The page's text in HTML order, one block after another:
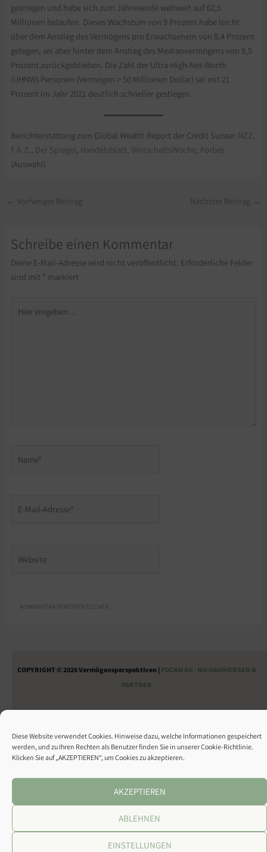
Diese Website verwendet Cookies. Hinweise dazu, welche Informationen gespeichert
werden, und zu Ihren Rechten als Benutzer finden Sie in unserer Cookie-Richtlinie.
Klicken Sie auf „AKZEPTIEREN“, um Cookies zu akzeptieren.
AKZEPTIEREN
ABLEHNEN
EINSTELLUNGEN
gestiegen und habe sich zum Jahresende weltweit auf 62,5
Millionen belaufen. Dieses Wachstum von 9 Prozent habe leicht
über dem Anstieg des Vermögens pro Erwachsenem von 8,4 Prozent
gelegen, sei aber hinter dem Anstieg des Medianvermögens von 9,5
Prozent zurückgeblieben. Die Zahl der Ultra-High-Net-Worth
(UHNW)-Personen (Vermögen > 50 Millionen Dollar) sei mit 21
Prozent im Jahr 2021 deutlich schneller gestiegen.
Berichterstattung zum Global Wealth Report der Credit Suisse: NZZ,
F.A.Z., Der Spiegel, Handelsblatt, WirtschaftsWoche, Forbes
(Auswahl)
← Vorheriger Beitrag Nächster Beitrag →
Schreibe einen Kommentar
Deine E-Mail-Adresse wird nicht veröffentlicht. Erforderliche Felder
sind mit * markiert
eingeben…
Mail-
COPYRIGHT © 2026 Vermögensperspektiven | FOCAM AG NM HAMMERSEN &
PARTNER
ÜBER UNS KONTAKT DATENSCHUTZ IMPRESSUM